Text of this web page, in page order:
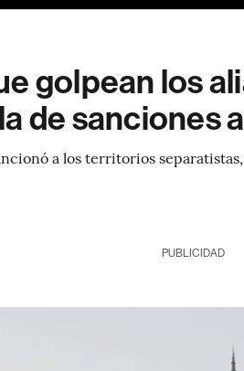
golpean los
de sanciones
a los territorios
PUBLICIDAD